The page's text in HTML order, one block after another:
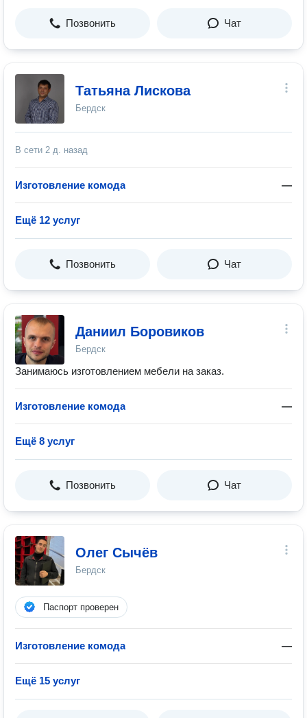
Позвонить Чат
Татьяна Лискова
Бердск
В сети 2 д. назад
Изготовление комода —
Ещё 12 услуг
Позвонить Чат
Даниил Боровиков
Бердск
Занимаюсь изготовлением мебели на заказ.
Изготовление комода —
Ещё 8 услуг
Позвонить Чат
Олег Сычёв
Бердск
Паспорт проверен
Изготовление комода —
Ещё 15 услуг